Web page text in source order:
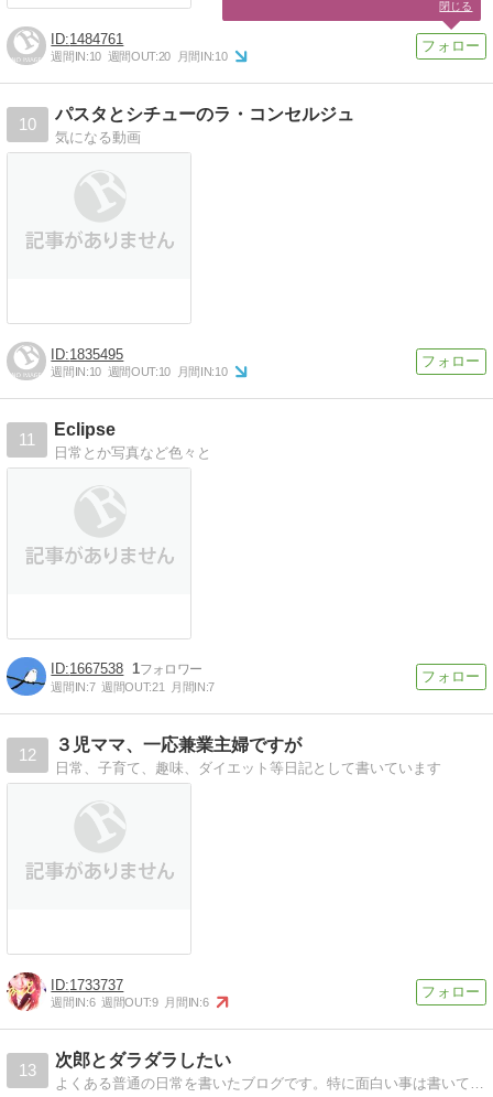
1484761
週間IN:10 週間OUT:20 月間IN:10
10
パスタとシチューのラ・コンセルジュ
気になる動画
1835495
週間IN:10 週間OUT:10 月間IN:10
11
Eclipse
日常とか写真など色々と
1667538 1
週間IN:7 週間OUT:21 月間IN:7
12
３児ママ、一応兼業主婦ですが
日常、子育て、趣味、ダイエット等日記として書いています
1733737
週間IN:6 週間OUT:9 月間IN:6
13
次郎とダラダラしたい
よくある普通の日常を書いたブログです。特に面白い事は書いてませんが暇潰しにどうぞ。
閉じる